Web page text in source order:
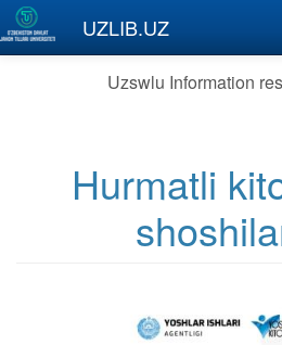
Skip to main content
UZLIB.UZ
Uzswlu Information
Hurmatli